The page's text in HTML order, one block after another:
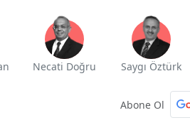
Necati Doğru Saygı Öztürk
Abone Ol